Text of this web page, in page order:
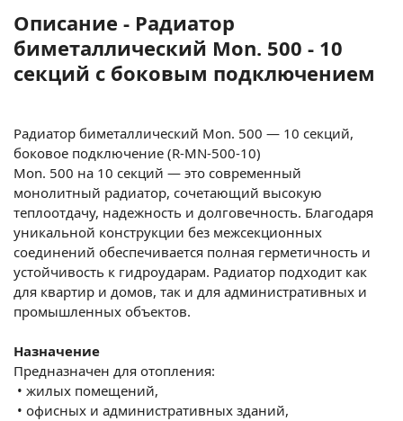
Описание - Радиатор
биметаллический Mon. 500 - 10
секций c боковым подключением
Радиатор биметаллический Mon. 500 — 10 секций,
боковое подключение (R-MN-500-10)
Mon. 500 на 10 секций — это современный
монолитный радиатор, сочетающий высокую
теплоотдачу, надежность и долговечность. Благодаря
уникальной конструкции без межсекционных
соединений обеспечивается полная герметичность и
устойчивость к гидроударам. Радиатор подходит как
для квартир и домов, так и для административных и
промышленных объектов.
Назначение
Предназначен для отопления:
• жилых помещений,
• офисных и административных зданий,